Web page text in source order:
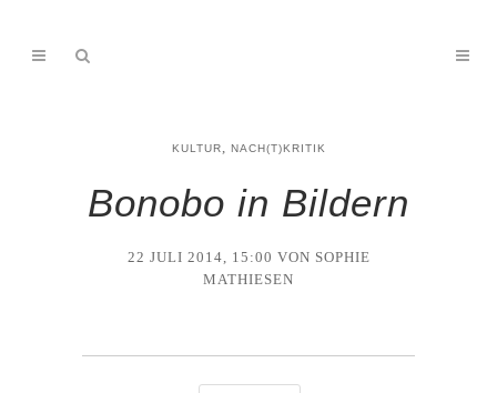
KULTUR, NACH(T)KRITIK
Bonobo in Bildern
22 JULI 2014, 15:00 VON SOPHIE
MATHIESEN